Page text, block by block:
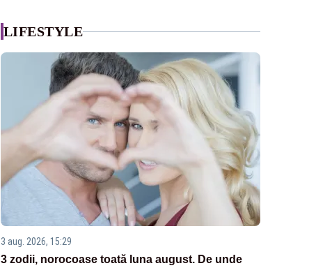
LIFESTYLE
3 aug. 2026, 15:29
3 zodii, norocoase toată luna august. De unde